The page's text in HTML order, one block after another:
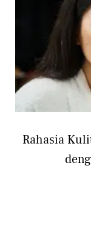
Rahasia